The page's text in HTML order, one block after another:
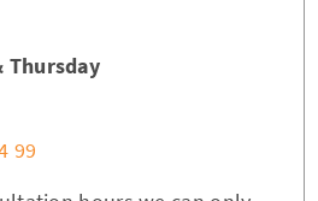
Thursday
99